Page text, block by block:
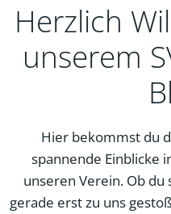
Herzlich
unserem
Hier bekommst du
spannende Einblicke
unseren Verein. Ob du
gerade erst zu uns